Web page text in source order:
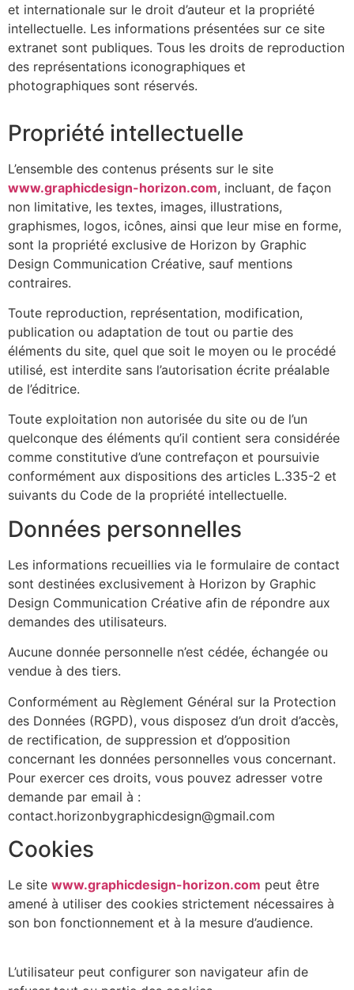
et internationale sur le droit d’auteur et la propriété
intellectuelle. Les informations présentées sur ce site
extranet sont publiques. Tous les droits de reproduction
des représentations iconographiques et
photographiques sont réservés.
Propriété intellectuelle
L’ensemble des contenus présents sur le site
www.graphicdesign-horizon.com, incluant, de façon
non limitative, les textes, images, illustrations,
graphismes, logos, icônes, ainsi que leur mise en forme,
sont la propriété exclusive de Horizon by Graphic
Design Communication Créative, sauf mentions
contraires.
Toute reproduction, représentation, modification,
publication ou adaptation de tout ou partie des
éléments du site, quel que soit le moyen ou le procédé
utilisé, est interdite sans l’autorisation écrite préalable
de l’éditrice.
Toute exploitation non autorisée du site ou de l’un
quelconque des éléments qu’il contient sera considérée
comme constitutive d’une contrefaçon et poursuivie
conformément aux dispositions des articles L.335-2 et
suivants du Code de la propriété intellectuelle.
Données personnelles
Les informations recueillies via le formulaire de contact
sont destinées exclusivement à Horizon by Graphic
Design Communication Créative afin de répondre aux
demandes des utilisateurs.
Aucune donnée personnelle n’est cédée, échangée ou
vendue à des tiers.
Conformément au Règlement Général sur la Protection
des Données (RGPD), vous disposez d’un droit d’accès,
de rectification, de suppression et d’opposition
concernant les données personnelles vous concernant.
Pour exercer ces droits, vous pouvez adresser votre
demande par email à :
contact.horizonbygraphicdesign@gmail.com
Cookies
Le site www.graphicdesign-horizon.com peut être
amené à utiliser des cookies strictement nécessaires à
son bon fonctionnement et à la mesure d’audience.
L’utilisateur peut configurer son navigateur afin de